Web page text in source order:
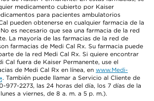
medicamento cubierto por Kaiser
para pacientes ambulatorios
pueden obtenerse en cualquier farmacia de la
es necesario que sea una farmacia de la red
La mayoría de las farmacias de la red de
farmacias de Medi Cal Rx. Su farmacia puede
de la red Medi Cal Rx. Si quiere encontrar
Cal fuera de Kaiser Permanente, use el
de Medi Cal Rx en línea, en www.Medi-
. También puede llamar a Servicio al Cliente de
977-2273, las 24 horas del día, los 7 días de la
a viernes, de 8 a. m. a 5 p. m.).